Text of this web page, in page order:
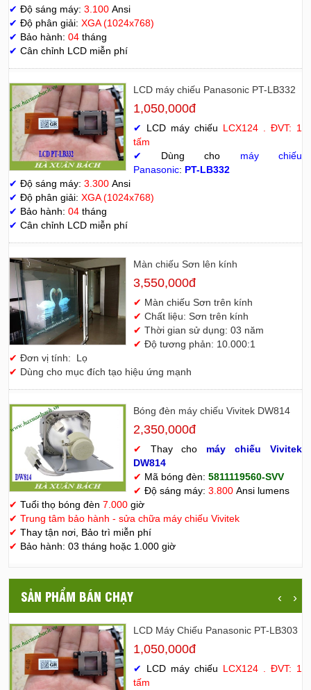
✔ Độ sáng máy: 3.100 Ansi
✔ Độ phân giải: XGA (1024x768)
✔ Bảo hành: 04 tháng
✔ Cân chỉnh LCD miễn phí
LCD máy chiếu Panasonic PT-LB332
1,050,000đ
✔ LCD máy chiếu LCX124 . ĐVT: 1
tấm
✔
Dùng cho máy chiếu
Panasonic: PT-LB332
✔ Độ sáng máy: 3.300 Ansi
✔ Độ phân giải: XGA (1024x768)
✔ Bảo hành: 04 tháng
✔ Cân chỉnh LCD miễn phí
Màn chiếu Sơn lên kính
3,550,000đ
✔ Màn chiếu Sơn trên kính
✔ Chất liệu: Sơn trên kính
✔ Thời gian sử dụng: 03 năm
✔ Độ tương phản: 10.000:1
✔ Đơn vị tính: Lọ
✔ Dùng cho mục đích tạo hiệu ứng mạnh
Bóng đèn máy chiếu Vivitek DW814
2,350,000đ
✔ Thay cho máy chiếu Vivitek
DW814
✔ Mã bóng đèn: 5811119560-SVV
✔ Độ sáng máy: 3.800Ansi lumens
✔ Tuổi thọ bóng đèn 7.000 giờ
✔ Trung tâm bảo hành - sửa chữa máy chiếu Vivitek
✔ Thay tận nơi, Bảo trì miễn phí
✔ Bảo hành: 03 tháng hoặc 1.000 giờ
SẢN PHẨM BÁN CHẠY ‹ ›
LCD Máy Chiếu Panasonic PT-LB303
1,050,000đ
✔ LCD máy chiếu LCX124 . ĐVT: 1
tấm